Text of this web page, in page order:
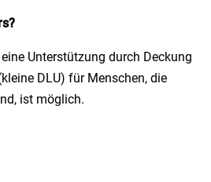
Unterstützung durch Deckung
DLU) für Menschen, die
ist möglich.